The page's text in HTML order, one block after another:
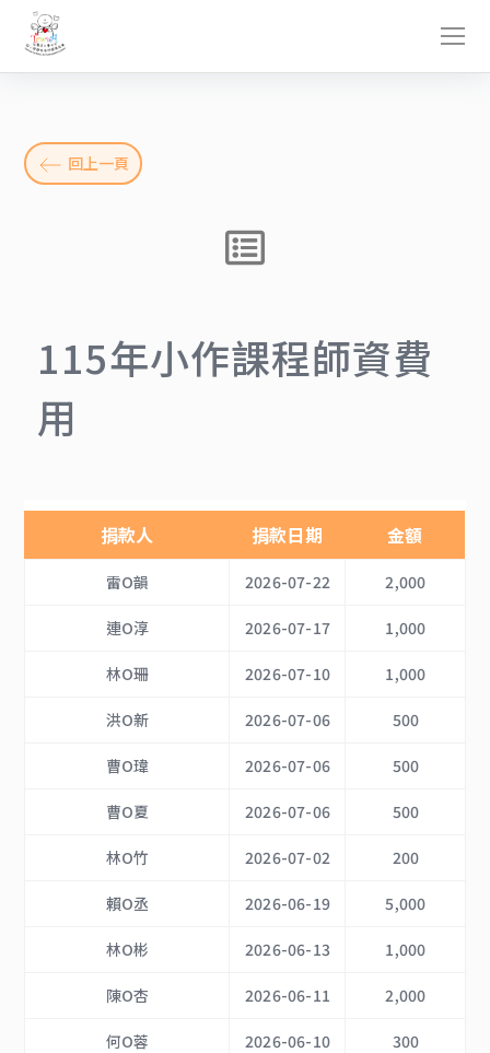
回上一頁
115年小作課程師資費
用
捐款人 捐款日期 金額
雷O韻 2026-07-22 2,000
連O淳 2026-07-17 1,000
林O珊 2026-07-10 1,000
洪O新 2026-07-06 500
曹O瑋 2026-07-06 500
曹O夏 2026-07-06 500
林O竹 2026-07-02 200
賴O丞 2026-06-19 5,000
林O彬 2026-06-13 1,000
陳O杏 2026-06-11 2,000
何O蓉 2026-06-10 300